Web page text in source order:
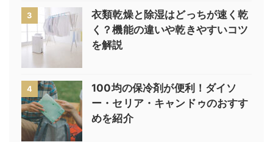
3
衣類乾燥と除湿はどっちが速く乾
く？機能の違いや乾きやすいコツ
を解説
4
100均の保冷剤が便利！ダイソ
ー・セリア・キャンドゥのおすす
めを紹介